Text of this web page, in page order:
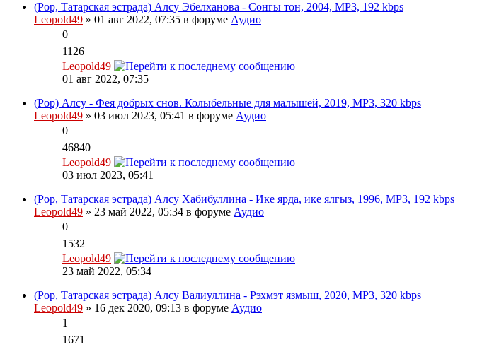
(Pop, Татарская эстрада) Алсу Эбелханова - Сонгы тон, 2004, MP3, 192 kbps
Leopold49 » 01 авг 2022, 07:35 в форуме Аудио
0
1126
Leopold49
01 авг 2022, 07:35
(Pop) Алсу - Фея добрых снов. Колыбельные для малышей, 2019, MP3, 320 kbps
Leopold49 » 03 июл 2023, 05:41 в форуме Аудио
0
46840
Leopold49
03 июл 2023, 05:41
(Pop, Татарская эстрада) Алсу Хабибуллина - Ике ярда, ике ялгыз, 1996, MP3, 192 kbps
Leopold49 » 23 май 2022, 05:34 в форуме Аудио
0
1532
Leopold49
23 май 2022, 05:34
(Pop, Татарская эстрада) Алсу Валиуллина - Рэхмэт язмыш, 2020, MP3, 320 kbps
Leopold49 » 16 дек 2020, 09:13 в форуме Аудио
1
1671